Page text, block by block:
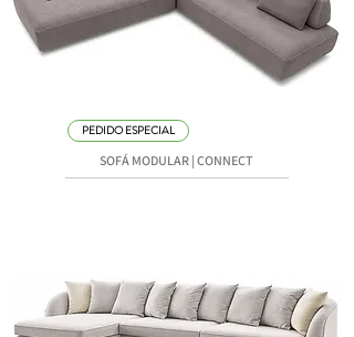
PEDIDO ESPECIAL
SOFÁ MODULAR | CONNECT